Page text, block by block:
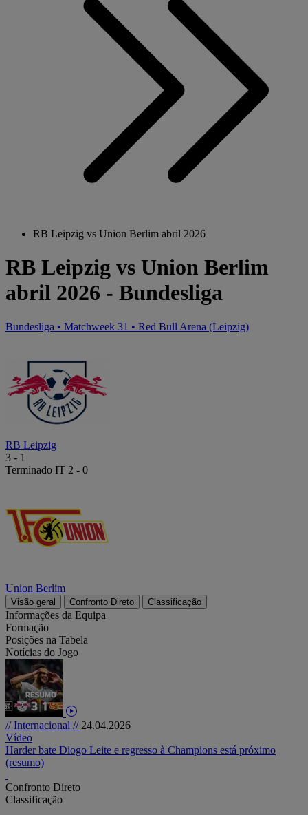
RB Leipzig vs Union Berlim abril 2026
RB Leipzig vs Union Berlim
abril 2026 - Bundesliga
Bundesliga • Matchweek 31 • Red Bull Arena (Leipzig)
RB Leipzig
3 - 1
Terminado IT 2 - 0
Union Berlim
Visão geral Confronto Direto Classificação
Informações da Equipa
Formação
Posições na Tabela
Notícias do Jogo
// Internacional // 24.04.2026
Vídeo
Harder bate Diogo Leite e regresso à Champions está próximo
(resumo)
Confronto Direto
Classificação